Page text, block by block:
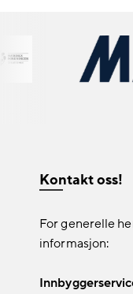
Kontakt oss!
For generelle
informasjon: